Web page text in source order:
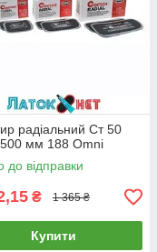
радіальний Ст 50
мм 188 Omni
до відправки
₴ 1 365 ₴
Купити